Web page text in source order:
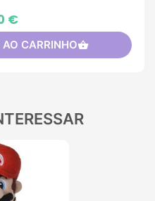
€
CARRINHOshopping_basket